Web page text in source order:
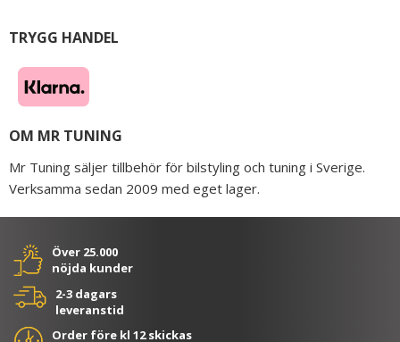
TRYGG HANDEL
OM MR TUNING
Mr Tuning säljer tillbehör för bilstyling och tuning i Sverige.
Verksamma sedan 2009 med eget lager.
Över 25.000
nöjda kunder
2-3 dagars
leveranstid
Order före kl 12 skickas